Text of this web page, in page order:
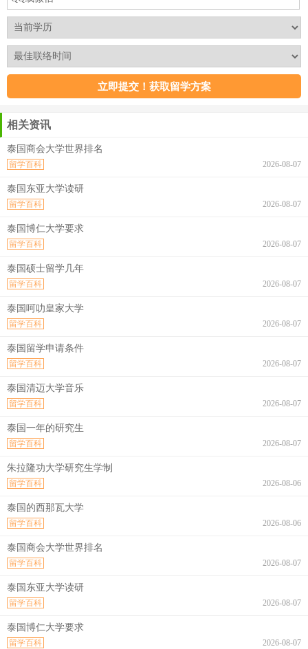
相关资讯
泰国商会大学世界排名
2026-08-07
留学百科
泰国东亚大学读研
2026-08-07
留学百科
泰国博仁大学要求
2026-08-07
留学百科
泰国硕士留学几年
2026-08-07
留学百科
泰国呵叻皇家大学
2026-08-07
留学百科
泰国留学申请条件
2026-08-07
留学百科
泰国清迈大学音乐
2026-08-07
留学百科
泰国一年的研究生
2026-08-07
留学百科
朱拉隆功大学研究生学制
2026-08-06
留学百科
泰国的西那瓦大学
2026-08-06
留学百科
泰国商会大学世界排名
2026-08-07
留学百科
泰国东亚大学读研
2026-08-07
留学百科
泰国博仁大学要求
2026-08-07
留学百科